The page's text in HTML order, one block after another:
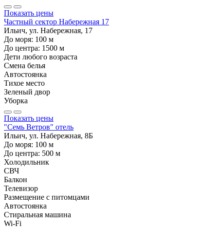
Показать цены
Частный сектор Набережная 17
Ильич, ул. Набережная, 17
До моря: 100 м
До центра: 1500 м
Дети любого возраста
Смена белья
Автостоянка
Тихое место
Зеленый двор
Уборка
Показать цены
"Семь Ветров" отель
Ильич, ул. Набережная, 8Б
До моря: 100 м
До центра: 500 м
Холодильник
СВЧ
Балкон
Телевизор
Размещение с питомцами
Автостоянка
Стиральная машина
Wi-Fi